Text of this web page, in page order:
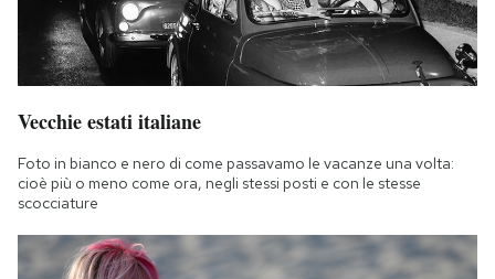
Vecchie estati italiane
Foto in bianco e nero di come passavamo le vacanze una volta:
cioè più o meno come ora, negli stessi posti e con le stesse
scocciature